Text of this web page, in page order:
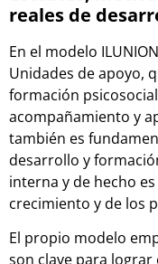
reales de
En el modelo
Unidades de apoyo,
formación
acompañamiento y
también es
desarrollo y
interna y de hecho
crecimiento y de los
El propio modelo
son clave para